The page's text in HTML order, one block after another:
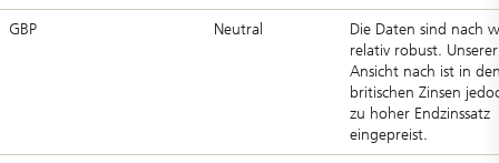
GBP Neutral
Die Daten sind nach
relativ robust. Unserer
Ansicht nach ist in
britischen Zinsen
zu hoher Endzinssatz
eingepreist.